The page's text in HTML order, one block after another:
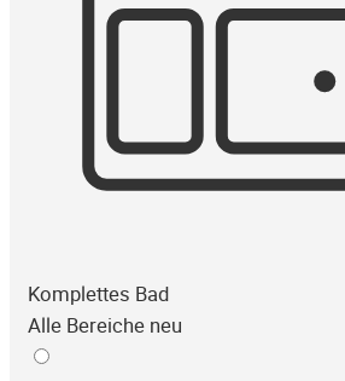
Komplettes Bad
Alle Bereiche neu